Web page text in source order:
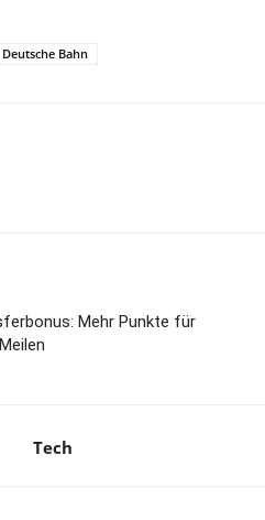
Deutsche Bahn
Mehr Punkte für
Tech